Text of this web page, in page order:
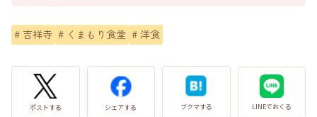
# 吉祥寺 # くまもり食堂 # 洋食
ポストする シェアする ブクマする LINEでおくる